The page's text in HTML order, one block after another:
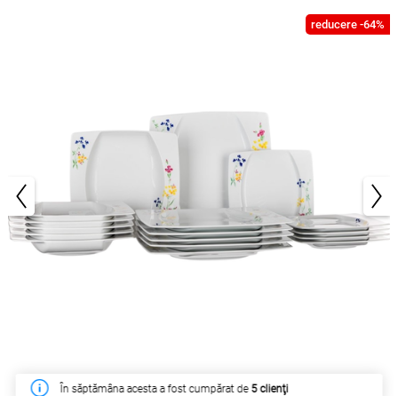
reducere -64%
În săptămâna acesta a fost cumpărat de 5 clienţi